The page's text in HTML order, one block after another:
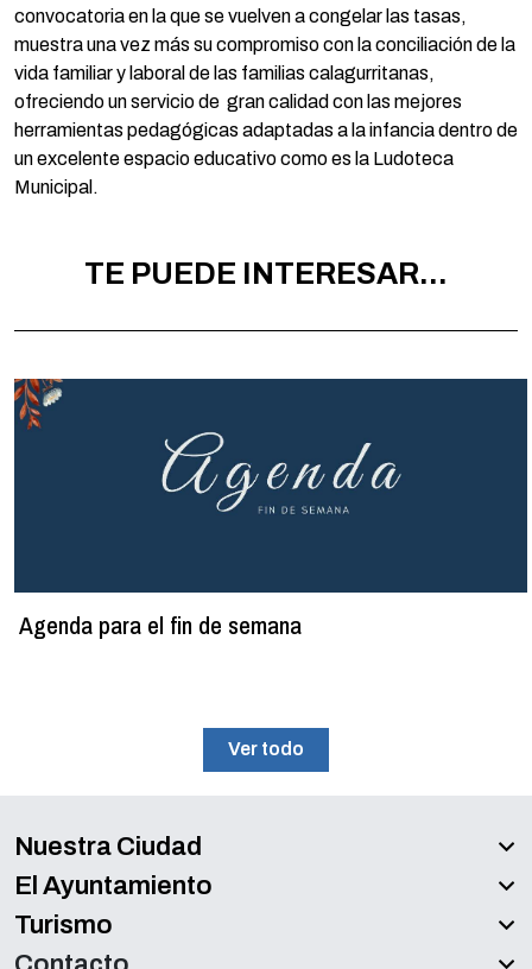
convocatoria en la que se vuelven a congelar las tasas,
muestra una vez más su compromiso con la conciliación de la
vida familiar y laboral de las familias calagurritanas,
ofreciendo un servicio de gran calidad con las mejores
herramientas pedagógicas adaptadas a la infancia dentro de
un excelente espacio educativo como es la Ludoteca
Municipal.
TE PUEDE INTERESAR...
Agenda para el fin de semana
Ver todo
Nuestra Ciudad
El Ayuntamiento
Turismo